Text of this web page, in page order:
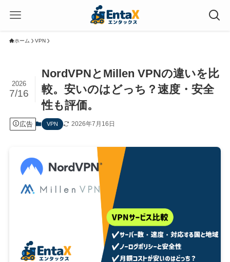
ホーム VPN
NordVPNとMillen VPNの違いを比
較。安いのはどっち？速度・安全
性も評価。
2026
7/16
広告 VPN 2026年7月16日